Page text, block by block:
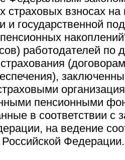
страховых взносах на
и государственной
работодателей по
пенсионными
в соответствии с
на ведение
Федерации.